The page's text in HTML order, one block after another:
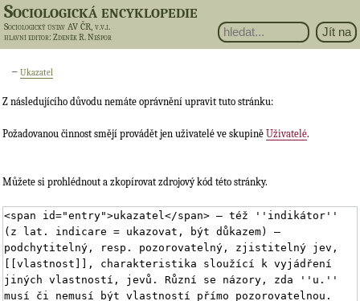
Sociologická encyklopedie
Sociologický ústav AV ČR, v.v.i.
hlavní editor: Zdeněk R. Nešpor
←Ukazatel
Z následujícího důvodu nemáte oprávnění upravit tuto stránku:
Požadovanou činnost smějí provádět jen uživatelé ve skupině Uživatelé.
Můžete si prohlédnout a zkopírovat zdrojový kód této stránky.